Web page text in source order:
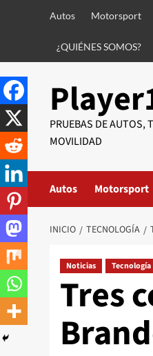
Autos Motorsport
¿QUIÉNES SOMOS?
PRUEBAS DE AUTOS,
MOVILIDAD
Autos Motorsport
INICIO TECNOLOGÍA
Noticias Tecnología
Tres